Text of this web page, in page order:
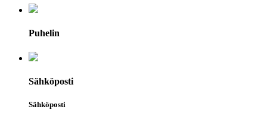
Puhelin
Sähköposti
Sähköposti